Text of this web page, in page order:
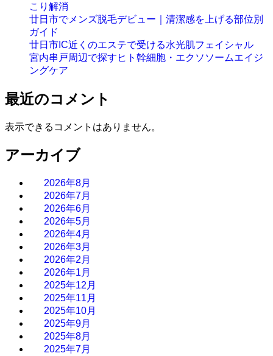
こり解消
廿日市でメンズ脱毛デビュー｜清潔感を上げる部位別
ガイド
廿日市IC近くのエステで受ける水光肌フェイシャル
宮内串戸周辺で探すヒト幹細胞・エクソソームエイジ
ングケア
最近のコメント
表示できるコメントはありません。
アーカイブ
2026年8月
2026年7月
2026年6月
2026年5月
2026年4月
2026年3月
2026年2月
2026年1月
2025年12月
2025年11月
2025年10月
2025年9月
2025年8月
2025年7月